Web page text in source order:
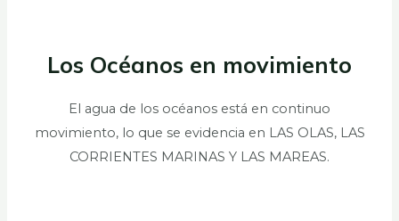
Los Océanos en movimiento
El agua de los océanos está en continuo
movimiento, lo que se evidencia en LAS OLAS, LAS
CORRIENTES MARINAS Y LAS MAREAS.